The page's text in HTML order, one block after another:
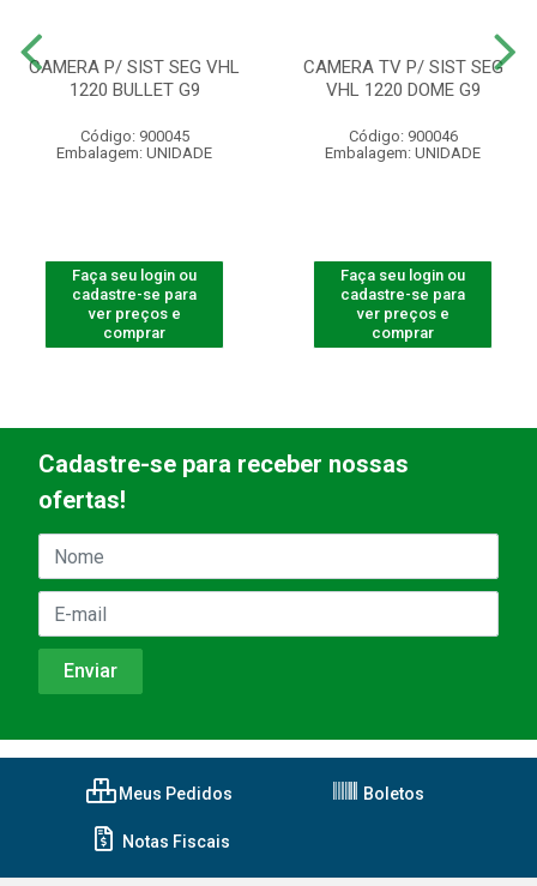
CAMERA P/ SIST SEG VHL
1220 BULLET G9
Código: 900045
Embalagem: UNIDADE
Faça seu login ou
cadastre-se para
ver preços e
comprar
CAMERA TV P/ SIST SEG
VHL 1220 DOME G9
Código: 900046
Embalagem: UNIDADE
Faça seu login ou
cadastre-se para
ver preços e
comprar
Cadastre-se para receber nossas
ofertas!
Meus Pedidos Boletos
Notas Fiscais